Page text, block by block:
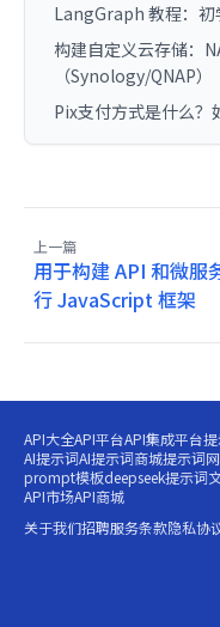
LangGraph 教程：初
构建自定义云存储：
（Synology/QNAP）
Pix支付方式是什么？
上一篇
用于构建 API 和微服
行 JavaScript 框架
API大全API平台API集成平台
AI提示词AI提示词商城提示词
prompt模板deepseek提示词
API市场API商城
关于我们招聘服务条款隐私协